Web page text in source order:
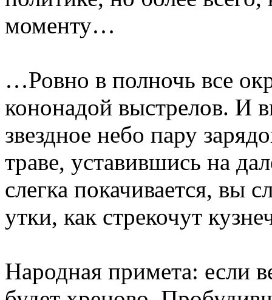
моменту…
…Ровно в полночь все
кононадой выстрелов. И
звездное небо пару
траве, уставившись на
слегка покачивается, вы
утки, как стрекочут
Народная примета: если